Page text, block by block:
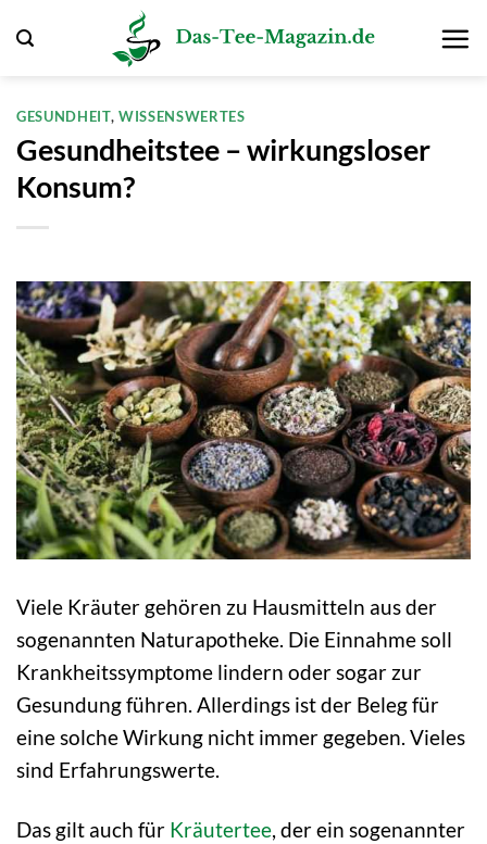
Inhalt
GESUNDHEIT,WISSENSWERTES
Gesundheitstee – wirkungsloser
Konsum?
Viele Kräuter gehören zu Hausmitteln aus der
sogenannten Naturapotheke. Die Einnahme soll
Krankheitssymptome lindern oder sogar zur
Gesundung führen. Allerdings ist der Beleg für
eine solche Wirkung nicht immer gegeben. Vieles
sind Erfahrungswerte.
Das gilt auch für Kräutertee, der ein sogenannter